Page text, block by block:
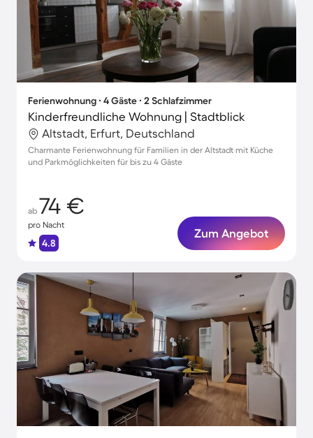
Ferienwohnung ∙ 4 Gäste ∙ 2 Schlafzimmer
Kinderfreundliche Wohnung | Stadtblick
Altstadt, Erfurt, Deutschland
Charmante Ferienwohnung für Familien in der Altstadt mit Küche
und Parkmöglichkeiten für bis zu 4 Gäste
ab 74 €
pro Nacht
4.8
Zum Angebot